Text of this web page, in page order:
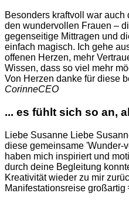
Besonders kraftvoll war auch
den wundervollen Frauen –
gegenseitige Mittragen und
einfach magisch. Ich gehe
offenen Herzen, mehr
Wissen, dass so viel mehr
Von Herzen danke für diese
CorinneCEO
... es fühlt sich so an,
Liebe Susanne Liebe
diese gemeinsame 'Wunder-
haben mich inspiriert und
durch deine Begleitung
Kreativität wieder zu mir
Manifestationsreise großartig